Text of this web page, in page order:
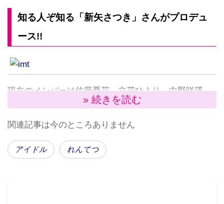
知る人ぞ知る「新矢さつき」さんがプロデュ
ース!!
現在のメンバーは佐藤憂花、立花ひより、中野咲瑛
（※候補生）の3人。「異世界アイドル」をコンセプト
に、元アイドルの
で話題になっていた。新矢さんは、秋葉原で活躍して
いた人気アイドルユニットの元メンバー。アイドル活
» 続きを読む
関連記事は今のところありません
アイドル れんてつ